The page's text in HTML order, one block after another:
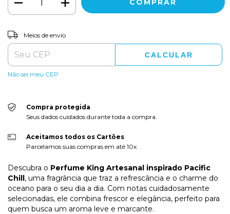
Entregas para o CEP:
Meios de envio
CALCULAR
Não sei meu CEP
Compra protegida
Seus dados cuidados durante toda a compra.
Aceitamos todos os Cartões
Parcelamos suas compras em até 10x
Descubra o Perfume King Artesanal inspirado Pacific
Chill, uma fragrância que traz a refrescância e o charme do
oceano para o seu dia a dia. Com notas cuidadosamente
selecionadas, ele combina frescor e elegância, perfeito para
quem busca um aroma leve e marcante.